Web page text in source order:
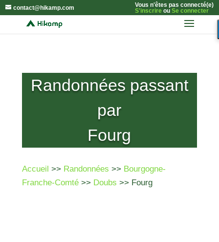
contact@hikamp.com
Vous n'êtes pas connecté(e)
S'inscrireou Se connecter
Randonnées passant
par
Fourg
Accueil >> Randonnées >> Bourgogne-
Franche-Comté>> Doubs >> Fourg